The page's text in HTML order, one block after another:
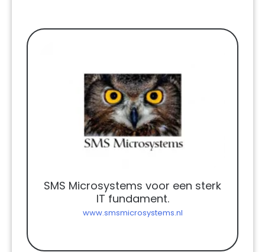
SMS Microsystems voor een sterk
IT fundament.
www.smsmicrosystems.nl